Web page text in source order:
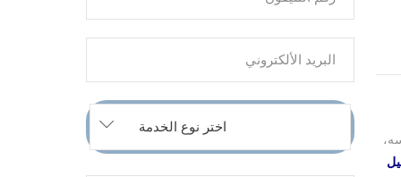
اختر نوع الخدمة